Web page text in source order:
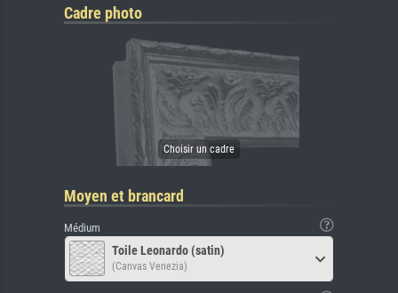
Cadre photo
Moyen et brancard
Médium
Toile Leonardo (satin)
(Canvas Venezia)